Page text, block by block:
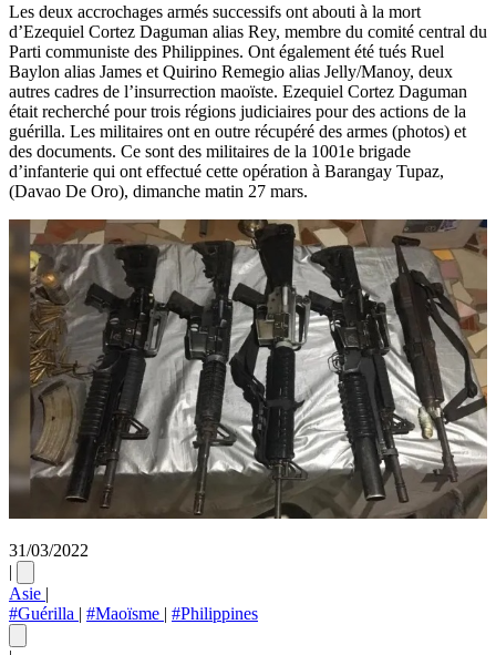
Les deux accrochages armés successifs ont abouti à la mort
d’Ezequiel Cortez Daguman alias Rey, membre du comité central du
Parti communiste des Philippines. Ont également été tués Ruel
Baylon alias James et Quirino Remegio alias Jelly/Manoy, deux
autres cadres de l’insurrection maoïste. Ezequiel Cortez Daguman
était recherché pour trois régions judiciaires pour des actions de la
guérilla. Les militaires ont en outre récupéré des armes (photos) et
des documents. Ce sont des militaires de la 1001e brigade
d’infanterie qui ont effectué cette opération à Barangay Tupaz,
(Davao De Oro), dimanche matin 27 mars.
31/03/2022
Asie
#Guérilla
#Maoïsme #Philippines